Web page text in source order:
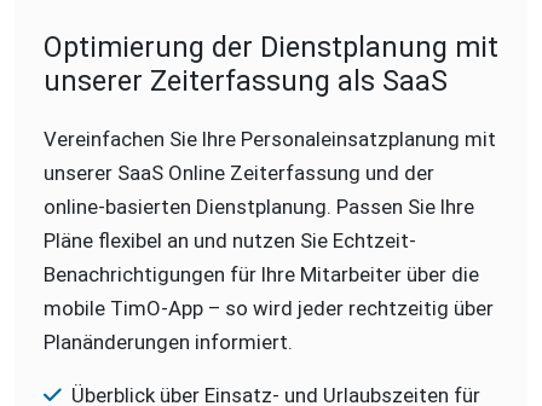
Optimierung der Dienstplanung mit
unserer Zeiterfassung als SaaS
Vereinfachen Sie Ihre Personaleinsatzplanung mit
unserer SaaS Online Zeiterfassung und der
online-basierten Dienstplanung. Passen Sie Ihre
Pläne flexibel an und nutzen Sie Echtzeit-
Benachrichtigungen für Ihre Mitarbeiter über die
mobile TimO-App – so wird jeder rechtzeitig über
Planänderungen informiert.
Überblick über Einsatz- und Urlaubszeiten für